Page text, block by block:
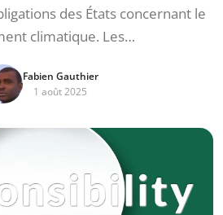
des États concernant le
climatique. Les…
Fabien Gauthier
1 août 2025